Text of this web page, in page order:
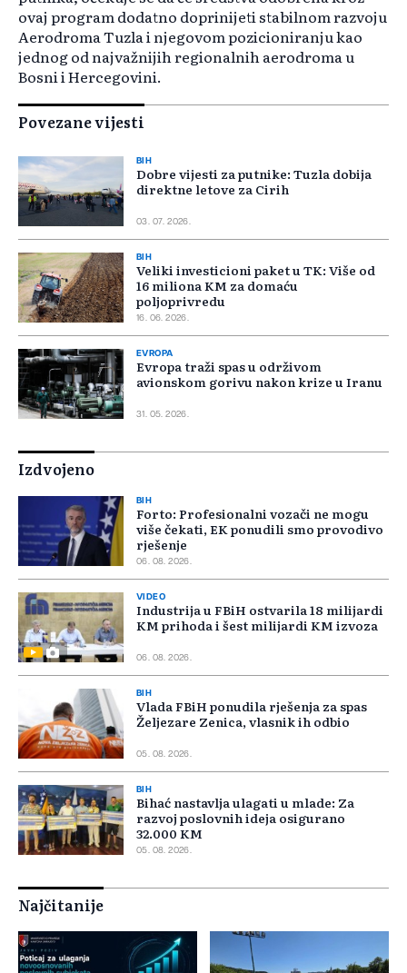
ovaj program dodatno doprinijeti stabilnom razvoju
Aerodroma Tuzla i njegovom pozicioniranju kao
jednog od najvažnijih regionalnih aerodroma u
Bosni i Hercegovini.
Povezane vijesti
BIH
Dobre vijesti za putnike: Tuzla dobija
direktne letove za Cirih
03. 07. 2026.
BIH
Veliki investicioni paket u TK: Više od
16 miliona KM za domaću
poljoprivredu
16. 06. 2026.
EVROPA
Evropa traži spas u održivom
avionskom gorivu nakon krize u Iranu
31. 05. 2026.
Izdvojeno
BIH
Forto: Profesionalni vozači ne mogu
više čekati, EK ponudili smo provodivo
rješenje
06. 08. 2026.
VIDEO
Industrija u FBiH ostvarila 18 milijardi
KM prihoda i šest milijardi KM izvoza
06. 08. 2026.
BIH
Vlada FBiH ponudila rješenja za spas
Željezare Zenica, vlasnik ih odbio
05. 08. 2026.
BIH
Bihać nastavlja ulagati u mlade: Za
razvoj poslovnih ideja osigurano
32.000 KM
05. 08. 2026.
Najčitanije